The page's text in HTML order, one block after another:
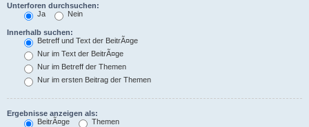
Unterforen durchsuchen:
Ja
Nein
Innerhalb suchen:
Betreff und Text der BeitrÃ¤ge
Nur im Text der BeitrÃ¤ge
Nur im Betreff der Themen
Nur im ersten Beitrag der Themen
Ergebnisse anzeigen als:
BeitrÃ¤ge
Themen